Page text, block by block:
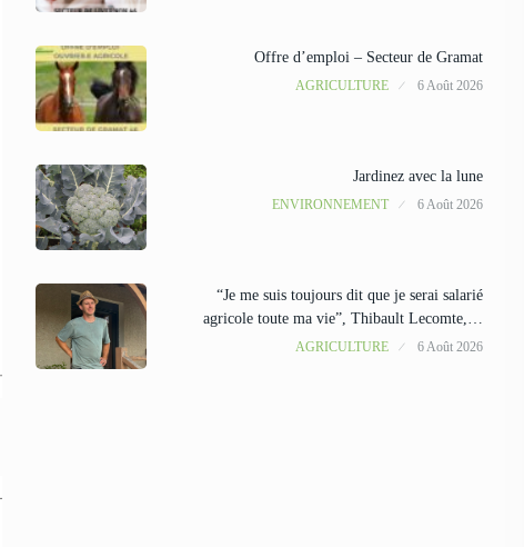
Offre d’emploi – Secteur de Gramat
AGRICULTURE 6 Août 2026
Jardinez avec la lune
ENVIRONNEMENT 6 Août 2026
“Je me suis toujours dit que je serai salarié
agricole toute ma vie”, Thibault Lecomte,…
AGRICULTURE 6 Août 2026